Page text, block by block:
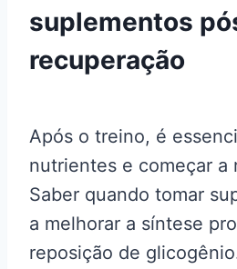
suplementos
recuperação
Após o treino, é
nutrientes e começar a
Saber quando tomar
a melhorar a síntese
reposição de